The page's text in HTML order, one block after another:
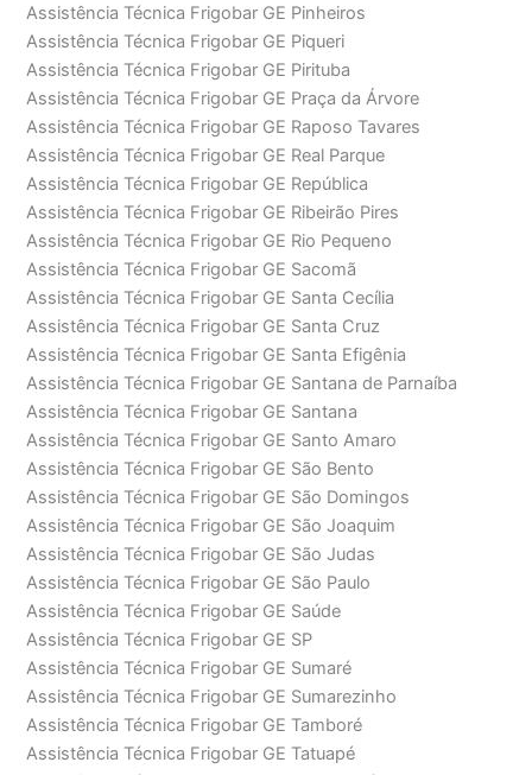
Assistência Técnica Frigobar GE Pinheiros
Assistência Técnica Frigobar GE Piqueri
Assistência Técnica Frigobar GE Pirituba
Assistência Técnica Frigobar GE Praça da Árvore
Assistência Técnica Frigobar GE Raposo Tavares
Assistência Técnica Frigobar GE Real Parque
Assistência Técnica Frigobar GE República
Assistência Técnica Frigobar GE Ribeirão Pires
Assistência Técnica Frigobar GE Rio Pequeno
Assistência Técnica Frigobar GE Sacomã
Assistência Técnica Frigobar GE Santa Cecília
Assistência Técnica Frigobar GE Santa Cruz
Assistência Técnica Frigobar GE Santa Efigênia
Assistência Técnica Frigobar GE Santana de Parnaíba
Assistência Técnica Frigobar GE Santana
Assistência Técnica Frigobar GE Santo Amaro
Assistência Técnica Frigobar GE São Bento
Assistência Técnica Frigobar GE São Domingos
Assistência Técnica Frigobar GE São Joaquim
Assistência Técnica Frigobar GE São Judas
Assistência Técnica Frigobar GE São Paulo
Assistência Técnica Frigobar GE Saúde
Assistência Técnica Frigobar GE SP
Assistência Técnica Frigobar GE Sumaré
Assistência Técnica Frigobar GE Sumarezinho
Assistência Técnica Frigobar GE Tamboré
Assistência Técnica Frigobar GE Tatuapé